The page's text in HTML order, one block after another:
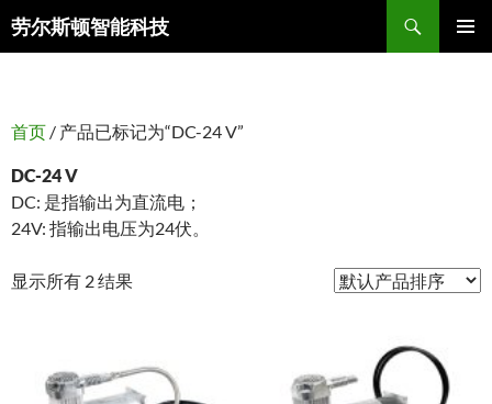
劳尔斯顿智能科技
搜
索
首页 / 产品已标记为“DC-24 V”
DC-24 V
DC: 是指输出为直流电；
24V: 指输出电压为24伏。
显示所有 2 结果